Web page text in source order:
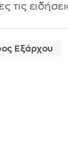
τις
Εξάρχου